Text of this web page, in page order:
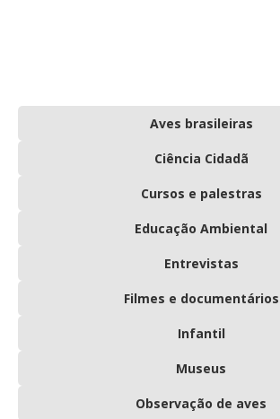
Aves brasileiras
Ciência Cidadã
Cursos e palestras
Educação Ambiental
Entrevistas
Filmes e documentários
Infantil
Museus
Observação de aves